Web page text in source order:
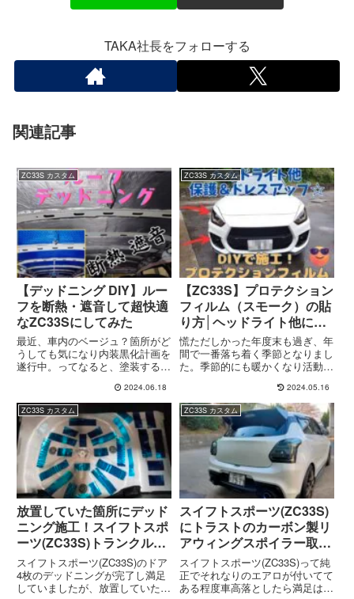
TAKA社長をフォローする
関連記事
ZC33S カスタム
【デッドニング DIY】ルー
フを断熱・遮音して超快適
なZC33Sにしてみた
最近、車内のベージュ？箇所がど
うしても気になり内装黒化計画を
遂行中。ってなると、塗装するた
ライニング）も外すのは想定内の
話になりますね。せっかくこの状
態まで内張りを外して、何もせず
戻すのは非常にもったいない
っ！...
2024.06.18
ZC33S カスタム
【ZC33S】プロテクション
フィルム（スモーク）の貼
り方│ヘッドライト他に
DIYでコスパ抜群のイメチ
ェンに！
慌ただしかった年度末も過ぎ、年
間で一番落ち着く季節となりまし
た。季節的にも暖かくなり活動し
作のようにソワソワしてしまう
「イジりたい病」。やはり発症し
ちゃいました（笑）と言っても、
ある程度やり尽くしてるし…洗車
す...
2024.05.16
ZC33S カスタム
放置していた箇所にデッド
ニング施工！スイフトスポ
ーツ(ZC33S)トランクルー
ム編
スイフトスポーツ(ZC33S)のドア
4枚のデッドニングが完了し満足
していましたが、放置していたト
ZC33S カスタム
スイフトスポーツ(ZC33S)
にトラストのカーボン製リ
アウィングスポイラー取り
付け
スイフトスポーツ(ZC33S)って純
正でそれなりのエアロが付いてて
ある程度車高落としたら満足はし